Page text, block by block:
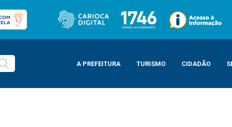
A PREFEITURA TURISMO CIDADÃO